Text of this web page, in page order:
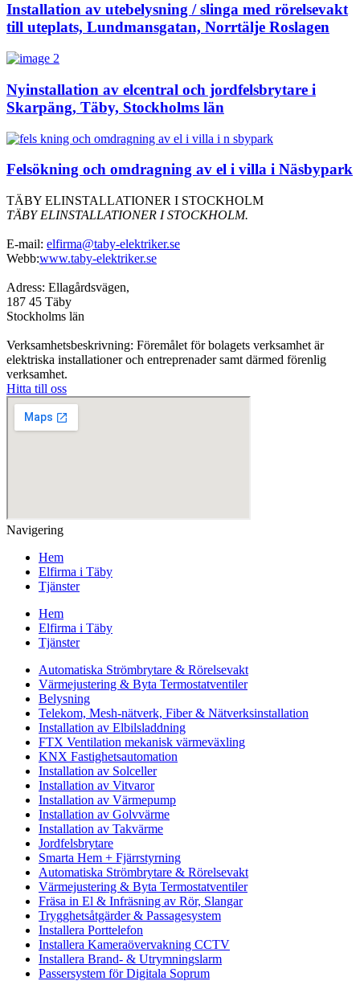
Installation av utebelysning / slinga med rörelsevakt
till uteplats, Lundmansgatan, Norrtälje Roslagen
Nyinstallation av elcentral och jordfelsbrytare i
Skarpäng, Täby, Stockholms län
Felsökning och omdragning av el i villa i Näsbypark
TÄBY ELINSTALLATIONER I STOCKHOLM
TÄBY ELINSTALLATIONER I STOCKHOLM.
E-mail: elfirma@taby-elektriker.se
Webb:www.taby-elektriker.se
Adress: Ellagårdsvägen,
187 45 Täby
Stockholms län
Verksamhetsbeskrivning: Föremålet för bolagets verksamhet är
elektriska installationer och entreprenader samt därmed förenlig
verksamhet.
Hitta till oss
Navigering
Hem
Elfirma i Täby
Tjänster
Hem
Elfirma i Täby
Tjänster
Automatiska Strömbrytare & Rörelsevakt
Värmejustering & Byta Termostatventiler
Belysning
Telekom, Mesh-nätverk, Fiber & Nätverksinstallation
Installation av Elbilsladdning
FTX Ventilation mekanisk värmeväxling
KNX Fastighetsautomation
Installation av Solceller
Installation av Vitvaror
Installation av Värmepump
Installation av Golvvärme
Installation av Takvärme
Jordfelsbrytare
Smarta Hem + Fjärrstyrning
Automatiska Strömbrytare & Rörelsevakt
Värmejustering & Byta Termostatventiler
Fräsa in El & Infräsning av Rör, Slangar
Trygghetsåtgärder & Passagesystem
Installera Porttelefon
Installera Kameraövervakning CCTV
Installera Brand- & Utrymningslarm
Passersystem för Digitala Soprum